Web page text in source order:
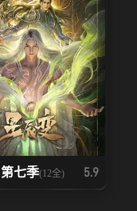
七季(12全) 5.9